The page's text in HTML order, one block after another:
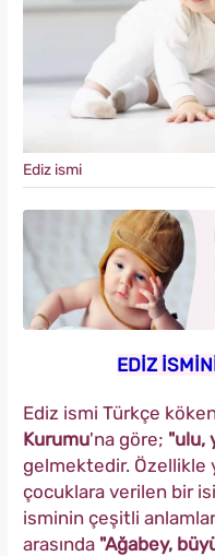
Ediz ismi
EDİZ
Ediz ismi Türkçe
Kurumu'na göre; "ulu,
gelmektedir. Özellikle
çocuklara verilen bir
isminin çeşitli
arasında "Ağabey,